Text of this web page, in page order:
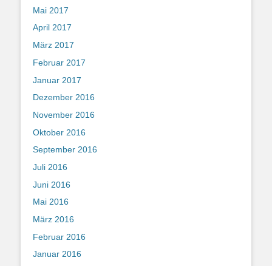
Mai 2017
April 2017
März 2017
Februar 2017
Januar 2017
Dezember 2016
November 2016
Oktober 2016
September 2016
Juli 2016
Juni 2016
Mai 2016
März 2016
Februar 2016
Januar 2016